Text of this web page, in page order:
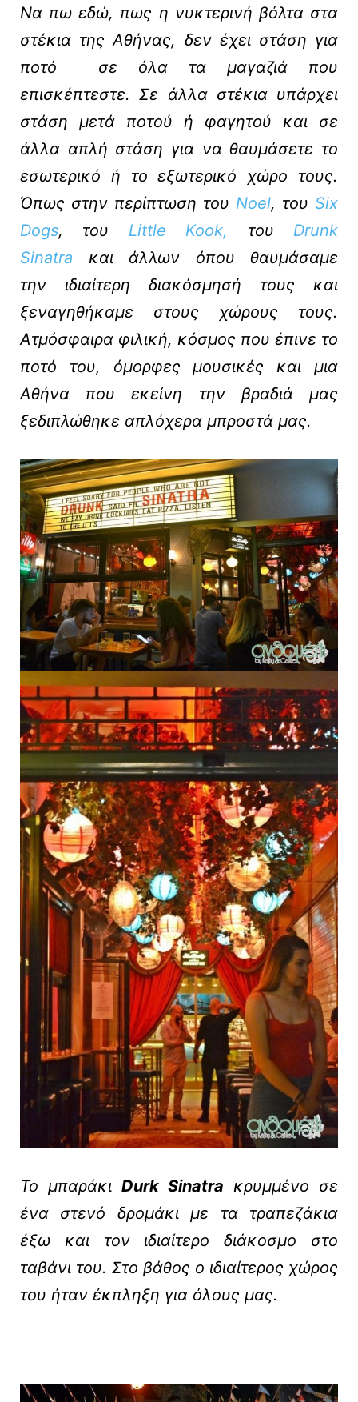
Να πω εδώ, πως η νυκτερινή βόλτα στα
στέκια της Αθήνας, δεν έχει στάση για
ποτό σε όλα τα μαγαζιά που
επισκέπτεστε. Σε άλλα στέκια υπάρχει
στάση μετά ποτού ή φαγητού και σε
άλλα απλή στάση για να θαυμάσετε το
εσωτερικό ή το εξωτερικό χώρο τους.
Όπως στην περίπτωση του Noel, του Six
Dogs, του Little Kook, του Drunk
Sinatra και άλλων όπου θαυμάσαμε
την ιδιαίτερη διακόσμησή τους και
ξεναγηθήκαμε στους χώρους τους.
Ατμόσφαιρα φιλική, κόσμος που έπινε το
ποτό του, όμορφες μουσικές και μια
Αθήνα που εκείνη την βραδιά μας
ξεδιπλώθηκε απλόχερα μπροστά μας.
Το μπαράκι Durk Sinatra κρυμμένο σε
ένα στενό δρομάκι με τα τραπεζάκια
έξω και τον ιδιαίτερο διάκοσμο στο
ταβάνι του. Στο βάθος ο ιδιαίτερος χώρος
του ήταν έκπληξη για όλους μας.